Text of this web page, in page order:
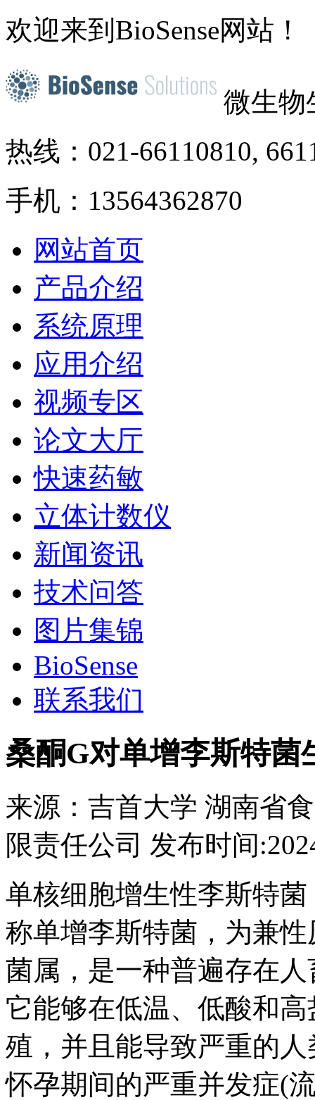
欢迎来到BioSense网站！
微生物
热线：021-66110810,
手机：13564362870
网站首页
产品介绍
系统原理
应用介绍
视频专区
论文大厅
快速药敏
立体计数仪
新闻资讯
技术问答
图片集锦
BioSense
联系我们
桑酮G对单增李斯特菌
来源： 吉首大学 湖南省
限责任公司 发布时间:
单核细胞增生性李斯特菌
称单增李斯特菌，为兼
菌属，是一种普遍存在
它能够在低温、低酸和
殖，并且能导致严重的
怀孕期间的严重并发症(